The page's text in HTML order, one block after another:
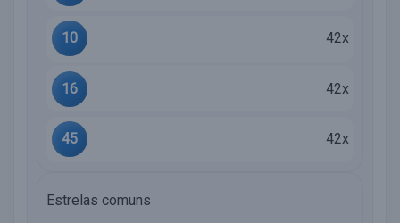
10 42x
16 42x
45 42x
Estrelas comuns